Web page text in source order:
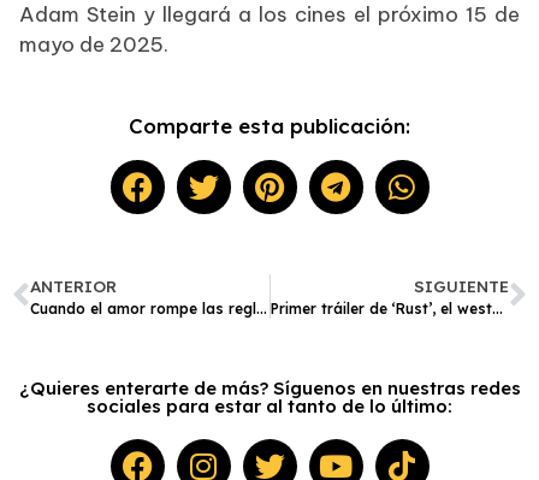
Adam Stein y llegará a los cines el próximo 15 de
mayo de 2025.
Comparte esta publicación:
ANTERIOR
Cuando el amor rompe las reglas: ‘Almas Marcadas’ llega a los cines el 27 de marzo
SIGUIENTE
Primer tráiler de ‘Rust’, el western de Alec Baldwin a tres años de la tragedia en el set
¿Quieres enterarte de más? Síguenos en nuestras redes
sociales para estar al tanto de lo último: